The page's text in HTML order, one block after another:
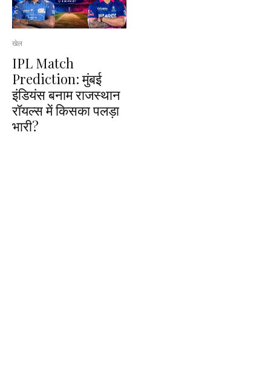
खेल
IPL Match
Prediction: मुंबई
इंडियंस बनाम राजस्थान
रॉयल्स में किसका पलड़ा
भारी?